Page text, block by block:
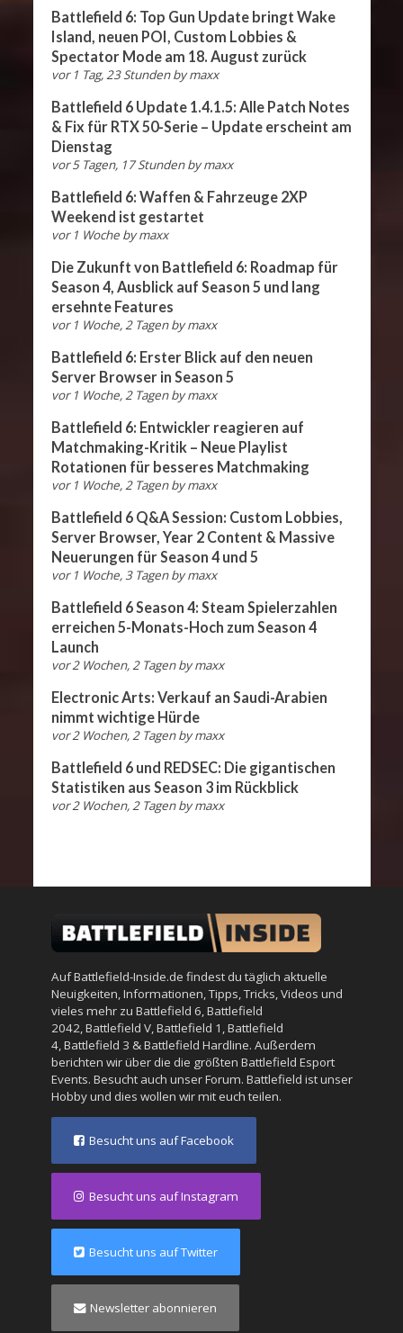
Battlefield 6: Top Gun Update bringt Wake
Island, neuen POI, Custom Lobbies &
Spectator Mode am 18. August zurück
vor 1 Tag, 23 Stunden bymaxx
Battlefield 6 Update 1.4.1.5: Alle Patch Notes
& Fix für RTX 50-Serie – Update erscheint am
Dienstag
vor 5 Tagen, 17 Stunden bymaxx
Battlefield 6: Waffen & Fahrzeuge 2XP
Weekend ist gestartet
vor 1 Woche bymaxx
Die Zukunft von Battlefield 6: Roadmap für
Season 4, Ausblick auf Season 5 und lang
ersehnte Features
vor 1 Woche, 2 Tagen bymaxx
Battlefield 6: Erster Blick auf den neuen
Server Browser in Season 5
vor 1 Woche, 2 Tagen bymaxx
Battlefield 6: Entwickler reagieren auf
Matchmaking-Kritik – Neue Playlist
Rotationen für besseres Matchmaking
vor 1 Woche, 2 Tagen bymaxx
Battlefield 6 Q&A Session: Custom Lobbies,
Server Browser, Year 2 Content & Massive
Neuerungen für Season 4 und 5
vor 1 Woche, 3 Tagen bymaxx
Battlefield 6 Season 4: Steam Spielerzahlen
erreichen 5-Monats-Hoch zum Season 4
Launch
vor 2 Wochen, 2 Tagen bymaxx
Electronic Arts: Verkauf an Saudi-Arabien
nimmt wichtige Hürde
vor 2 Wochen, 2 Tagen bymaxx
Battlefield 6 und REDSEC: Die gigantischen
Statistiken aus Season 3 im Rückblick
vor 2 Wochen, 2 Tagen bymaxx
Auf Battlefield-Inside.de findest du täglich aktuelle
Neuigkeiten, Informationen, Tipps, Tricks, Videos und
vieles mehr zu Battlefield 6 Battlefield
2042 Battlefield V, Battlefield 1 Battlefield
4, Battlefield 3 &Battlefield Hardline. Außerdem
berichten wir über die die größten Battlefield Esport
Events. Besucht auch unserForum. Battlefield ist unser
Hobby und dies wollen wir mit euch teilen.
Besucht uns auf Facebook
Besucht uns auf Instagram
Besucht uns auf Twitter
Newsletter abonnieren